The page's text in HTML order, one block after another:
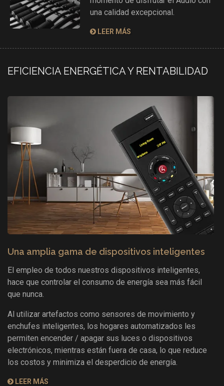
una calidad excepcional.
LEER MÁS
EFICIENCIA ENERGÉTICA Y RENTABILIDAD
Una amplia gama de dispositivos inteligentes
El empleo de todos nuestros dispositivos inteligentes,
hace que controlar el consumo de energía sea más fácil
que nunca.
Al utilizar artefactos como sensores de movimiento y
enchufes inteligentes, los hogares automatizados les
permiten encender / apagar sus luces o dispositivos
electrónicos, mientras están fuera de casa, lo que reduce
los costos y minimiza el desperdicio de energía.
LEER MÁS